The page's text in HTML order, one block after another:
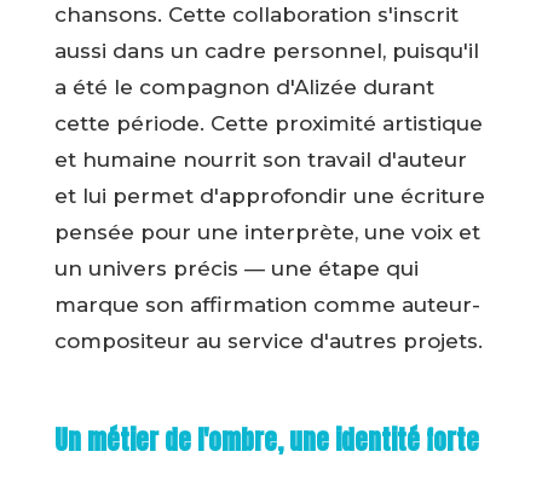
chansons. Cette collaboration s'inscrit
aussi dans un cadre personnel, puisqu'il
a été le compagnon d'Alizée durant
cette période. Cette proximité artistique
et humaine nourrit son travail d'auteur
et lui permet d'approfondir une écriture
pensée pour une interprète, une voix et
un univers précis — une étape qui
marque son affirmation comme auteur-
compositeur au service d'autres projets.
Un métier de l'ombre, une identité forte